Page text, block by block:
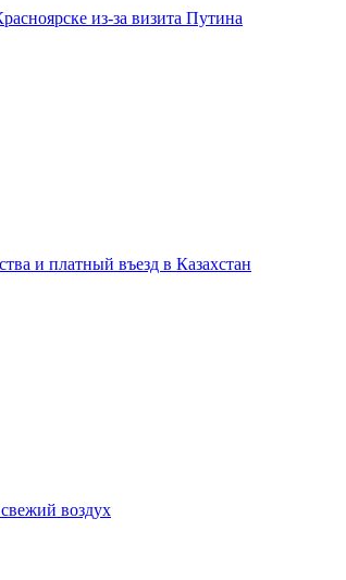
из-за визита Путина
и платный въезд в Казахстан
воздух